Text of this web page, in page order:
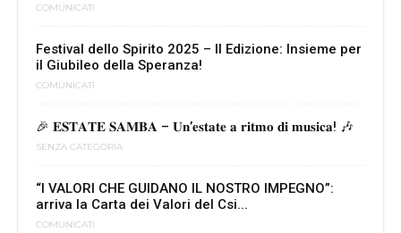
COMUNICATI
Festival dello Spirito 2025 – II Edizione: Insieme per
il Giubileo della Speranza!
COMUNICATI
🎉 𝐄𝐒𝐓𝐀𝐓𝐄 𝐒𝐀𝐌𝐁𝐀 – 𝐔𝐧’𝐞𝐬𝐭𝐚𝐭𝐞 𝐚 𝐫𝐢𝐭𝐦𝐨 𝐝𝐢 𝐦𝐮𝐬𝐢𝐜𝐚! 🎶
SENZA CATEGORIA
“I VALORI CHE GUIDANO IL NOSTRO IMPEGNO”:
arriva la Carta dei Valori del Csi...
COMUNICATI